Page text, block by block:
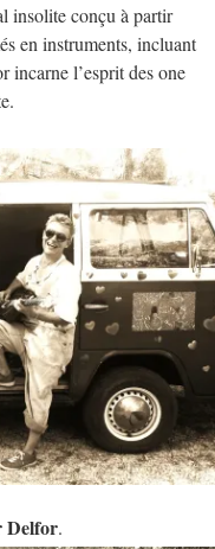
insolite conçu à partir
en instruments, incluant
incarne l’esprit des one
Delfor.